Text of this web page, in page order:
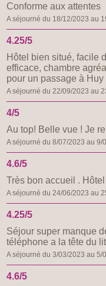
Conforme aux attentes
A séjourné du 18/12/2023 au
4.25/5
Hôtel bien situé, facile
efficace, chambre
pour un passage à Huy
A séjourné du 22/09/2023 au
4/5
Au top! Belle vue ! Je
A séjourné du 8/07/2023 au 9/
4.6/5
Très bon accueil . Hôtel
A séjourné du 24/06/2023 au
4.25/5
Séjour super manque
téléphone a la tête du
A séjourné du 3/03/2023 au 5/
4.6/5